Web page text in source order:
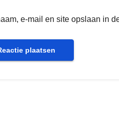
e-mail en site opslaan in